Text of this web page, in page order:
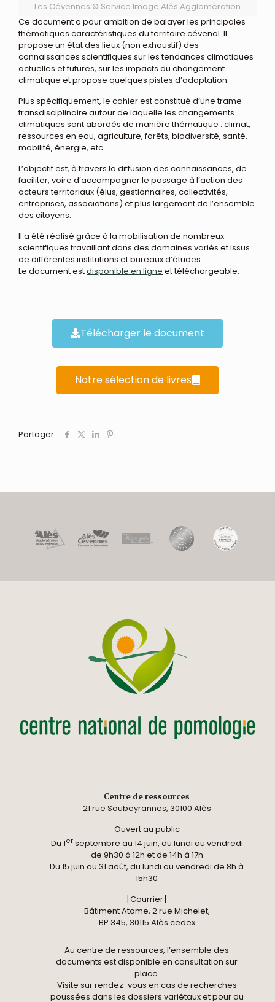
Les Cévennes © Service Image Alès Agglomération
Ce document a pour ambition de balayer les principales
thématiques caractéristiques du territoire cévenol. Il
propose un état des lieux (non exhaustif) des
connaissances scientifiques sur les tendances climatiques
actuelles et futures, sur les impacts du changement
climatique et propose quelques pistes d’adaptation.
Plus spécifiquement, le cahier est constitué d’une trame
transdisciplinaire autour de laquelle les changements
climatiques sont abordés de manière thématique : climat,
ressources en eau, agriculture, forêts, biodiversité, santé,
mobilité, énergie, etc.
L’objectif est, à travers la diffusion des connaissances, de
faciliter, voire d’accompagner le passage à l’action des
acteurs territoriaux (élus, gestionnaires, collectivités,
entreprises, associations) et plus largement de l’ensemble
des citoyens.
Il a été réalisé grâce à la mobilisation de nombreux
scientifiques travaillant dans des domaines variés et issus
de différentes institutions et bureaux d’études.
Le document estdisponible en ligne et téléchargeable.
Télécharger le document
Notre sélection de livres
Partager
Centre de ressources
21 rue Soubeyrannes, 30100 Alès
Ouvert au public
Du 1erseptembre au 14 juin, du lundi au vendredi
de 9h30 à 12h et de 14h à 17h
Du 15 juin au 31 août, du lundi au vendredi de 8h à
15h30
[Courrier]
Bâtiment Atome, 2 rue Michelet,
BP 345, 30115 Alès cedex
Au centre de ressources, l’ensemble des
documents est disponible en consultation sur
place.
Visite sur rendez-vous en cas de recherches
poussées dans les dossiers variétaux et pour du